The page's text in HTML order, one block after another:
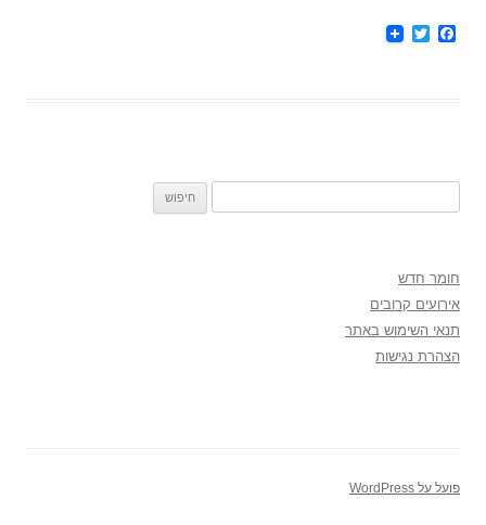
F
T
חומר חדש
אירועים קרובים
תנאי השימוש באתר
הצהרת נגישות
פועל על WordPress